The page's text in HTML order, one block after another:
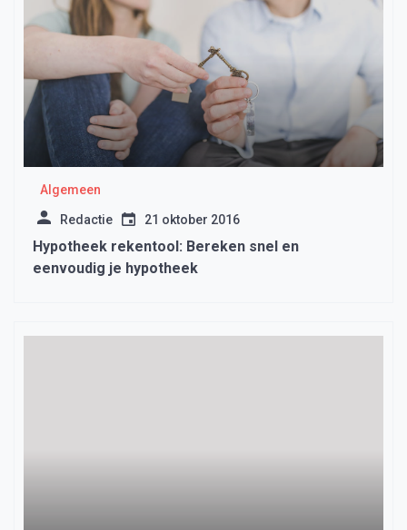
Algemeen
Redactie 21 oktober 2016
Hypotheek rekentool: Bereken snel en
eenvoudig je hypotheek